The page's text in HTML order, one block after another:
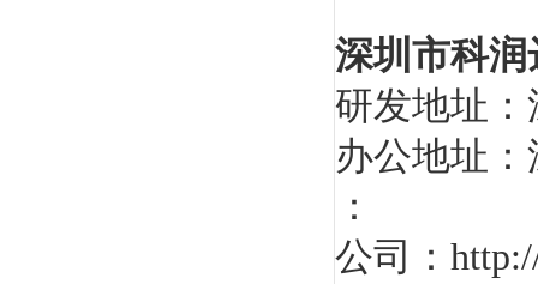
深圳市科
研发地址：
办公地址
：
公司：